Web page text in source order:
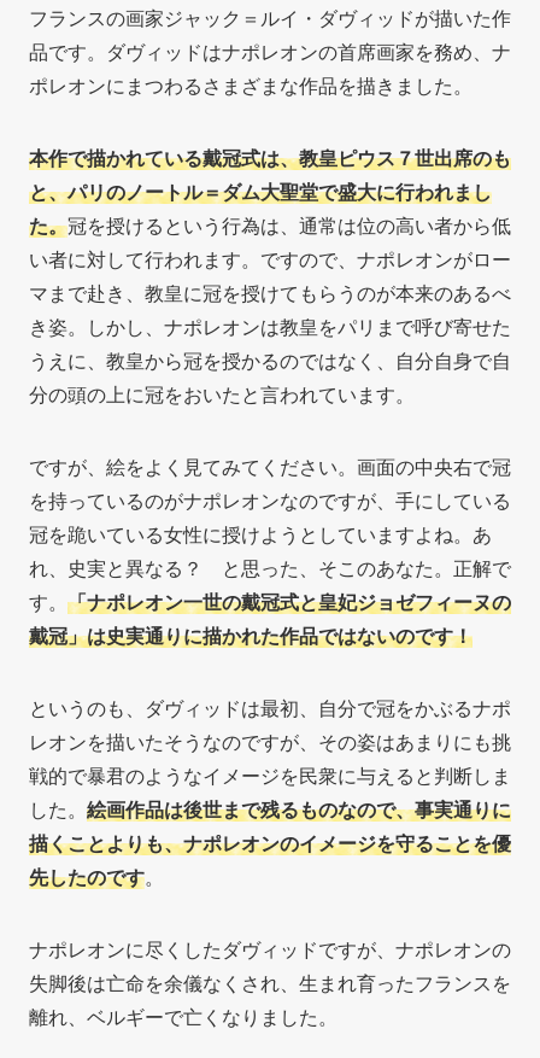
フランスの画家ジャック＝ルイ・ダヴィッドが描いた作
品です。ダヴィッドはナポレオンの首席画家を務め、ナ
ポレオンにまつわるさまざまな作品を描きました。
本作で描かれている戴冠式は、教皇ピウス７世出席のも
と、パリのノートル＝ダム大聖堂で盛大に行われまし
た。冠を授けるという行為は、通常は位の高い者から低
い者に対して行われます。ですので、ナポレオンがロー
マまで赴き、教皇に冠を授けてもらうのが本来のあるべ
き姿。しかし、ナポレオンは教皇をパリまで呼び寄せた
うえに、教皇から冠を授かるのではなく、自分自身で自
分の頭の上に冠をおいたと言われています。
ですが、絵をよく見てみてください。画面の中央右で冠
を持っているのがナポレオンなのですが、手にしている
冠を跪いている女性に授けようとしていますよね。あ
れ、史実と異なる？ と思った、そこのあなた。正解で
す。 「ナポレオン一世の戴冠式と皇妃ジョゼフィーヌの
戴冠」は史実通りに描かれた作品ではないのです！
というのも、ダヴィッドは最初、自分で冠をかぶるナポ
レオンを描いたそうなのですが、その姿はあまりにも挑
戦的で暴君のようなイメージを民衆に与えると判断しま
した。 絵画作品は後世まで残るものなので、事実通りに
描くことよりも、ナポレオンのイメージを守ることを優
先したのです。
ナポレオンに尽くしたダヴィッドですが、ナポレオンの
失脚後は亡命を余儀なくされ、生まれ育ったフランスを
離れ、ベルギーで亡くなりました。